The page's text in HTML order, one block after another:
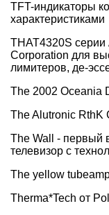
TFT-индикаторы
характеристиками
THAT4320S
Corporation для
лимитеров, де-
The 2002 Oceania
The Alutronic RthK
The Wall - первый
телевизор с
The yellow
Therma*Tech от